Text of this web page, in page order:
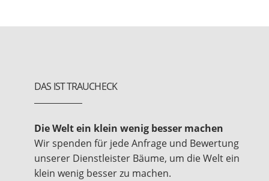
DAS IST TRAUCHECK
Die Welt ein klein wenig besser machen
Wir spenden für jede Anfrage und Bewertung
unserer Dienstleister Bäume, um die Welt ein
klein wenig besser zu machen.